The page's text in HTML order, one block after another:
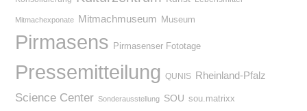
Mitmachexponate Mitmachmuseum Museum
Pirmasens Pirmasenser Fototage
Pressemitteilung QUNIS Rheinland-Pfalz
Science Center Sonderausstellung SOU sou.matrixx